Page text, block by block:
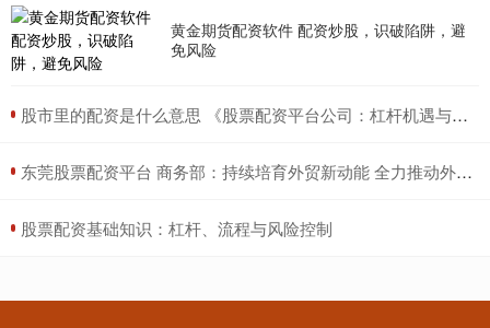
财富增长的途径。然而，对于资金有限的投资者来说，股
票配资平台可以提供杠
富增值
在瞬息万变的金融市场中配资炒股网站选必选，把握投资
平台为投资者提供了绝
黄金期货配资软件 配资炒股，识破陷阱，避
免风险
​股市里的配资是什么意思 《股票配资平台公司：杠杆机遇与风险管控》
​东莞股票配资平台 商务部：持续培育外贸新动能 全力推动外贸质升量稳
​股票配资基础知识：杠杆、流程与风险控制